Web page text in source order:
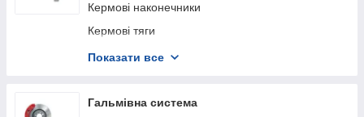
Кермові наконечники
Кермові тяги
Кульові опори
Підшипник маточини
Показати все
Гальмівна система